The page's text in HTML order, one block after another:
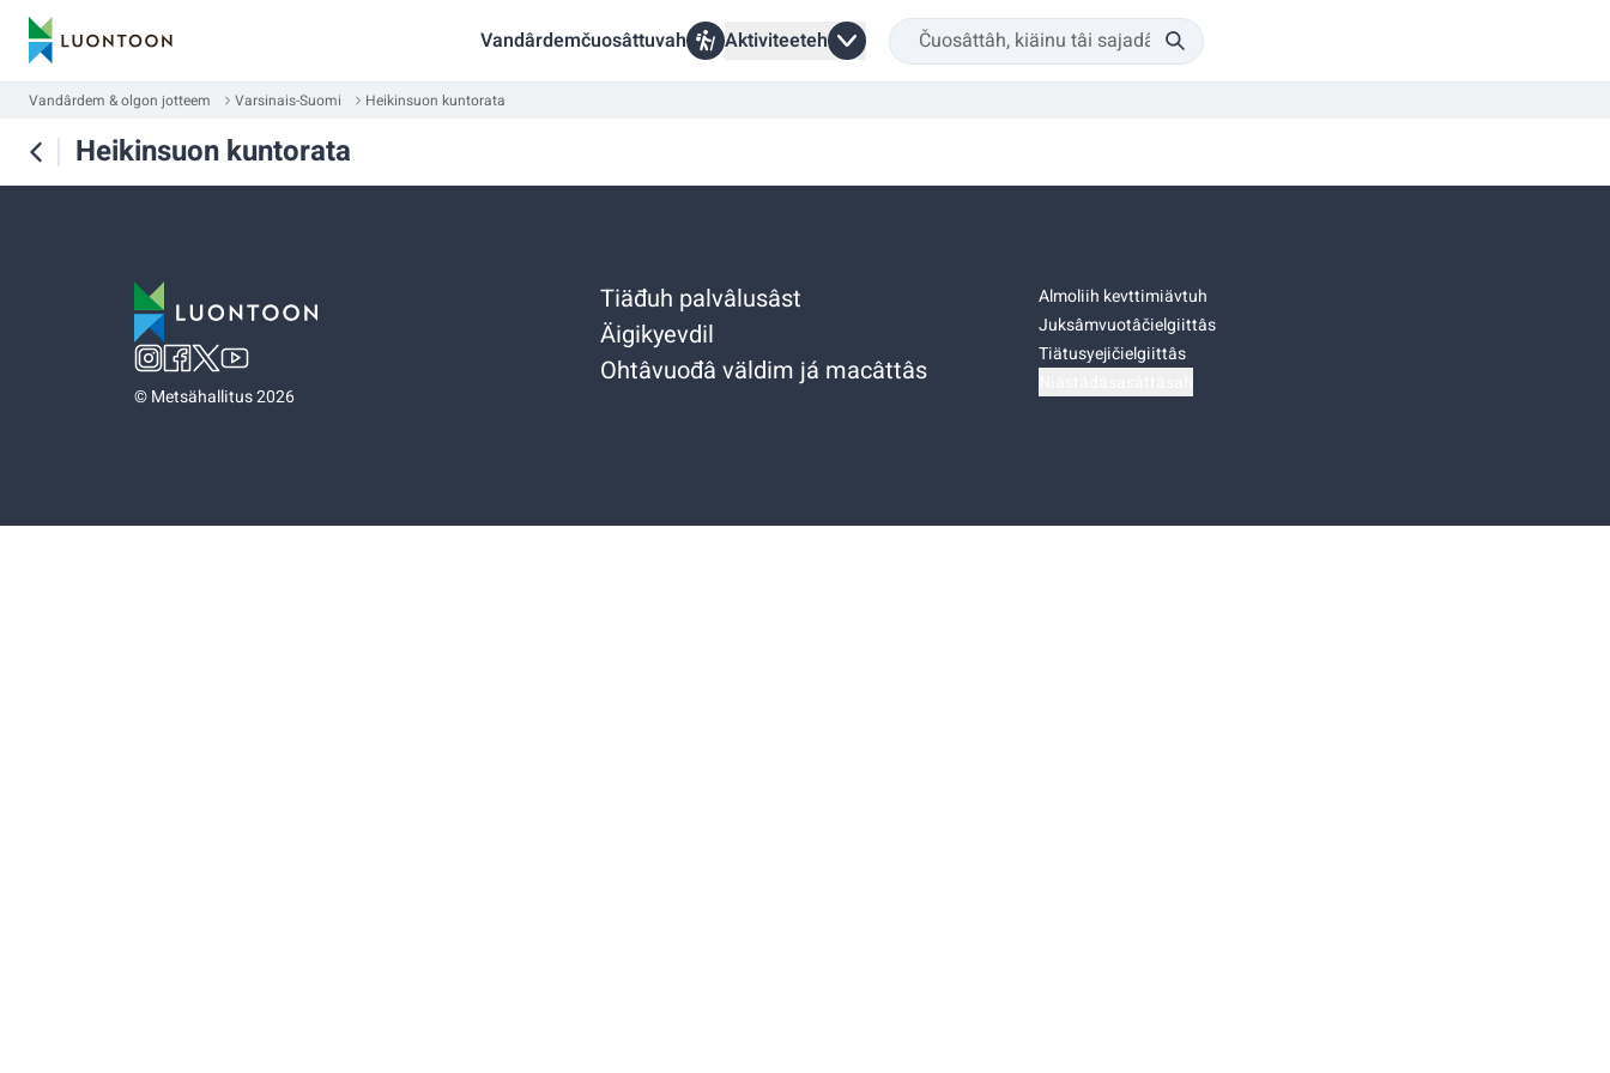
Vandârdemčuosâttuvah Aktiviteeteh
Vandârdem & olgon jotteem Varsinais-Suomi Heikinsuon kuntorata
Heikinsuon kuntorata
©Metsähallitus 2026
Tiäđuh palvâlusâst
Äigikyevdil
Ohtâvuođâ väldim já macâttâs
Almoliih kevttimiävtuh
Juksâmvuotâčielgiittâs
Tiätusyejičielgiittâs